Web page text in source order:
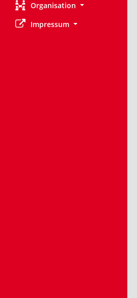
Organisation
Impressum